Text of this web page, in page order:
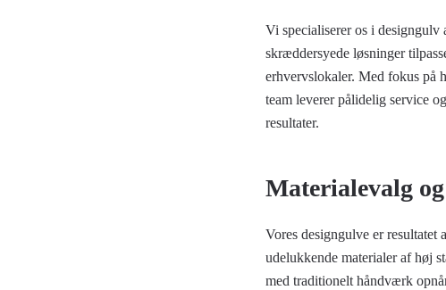
Vi specialiserer os i
skræddersyede løsninger
erhvervslokaler. Med fokus på
team leverer pålidelig service
resultater.
Materialevalg
Vores designgulve er
udelukkende materialer af høj
med traditionelt håndværk